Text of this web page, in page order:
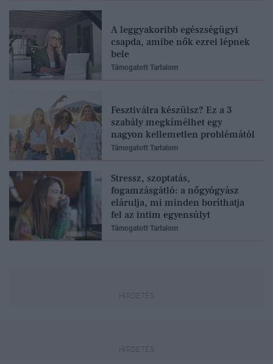
A leggyakoribb egészségügyi
csapda, amibe nők ezrei lépnek
bele
Támogatott Tartalom
Fesztiválra készülsz? Ez a 3
szabály megkímélhet egy
nagyon kellemetlen problémától
Támogatott Tartalom
Stressz, szoptatás,
fogamzásgátló: a nőgyógyász
elárulja, mi minden boríthatja
fel az intim egyensúlyt
Támogatott Tartalom